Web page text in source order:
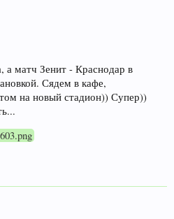
а матч Зенит - Краснодар в
Сядем в кафе,
на новый стадион)) Супер))